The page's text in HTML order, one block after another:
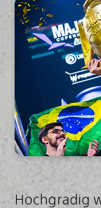
Hochgradig